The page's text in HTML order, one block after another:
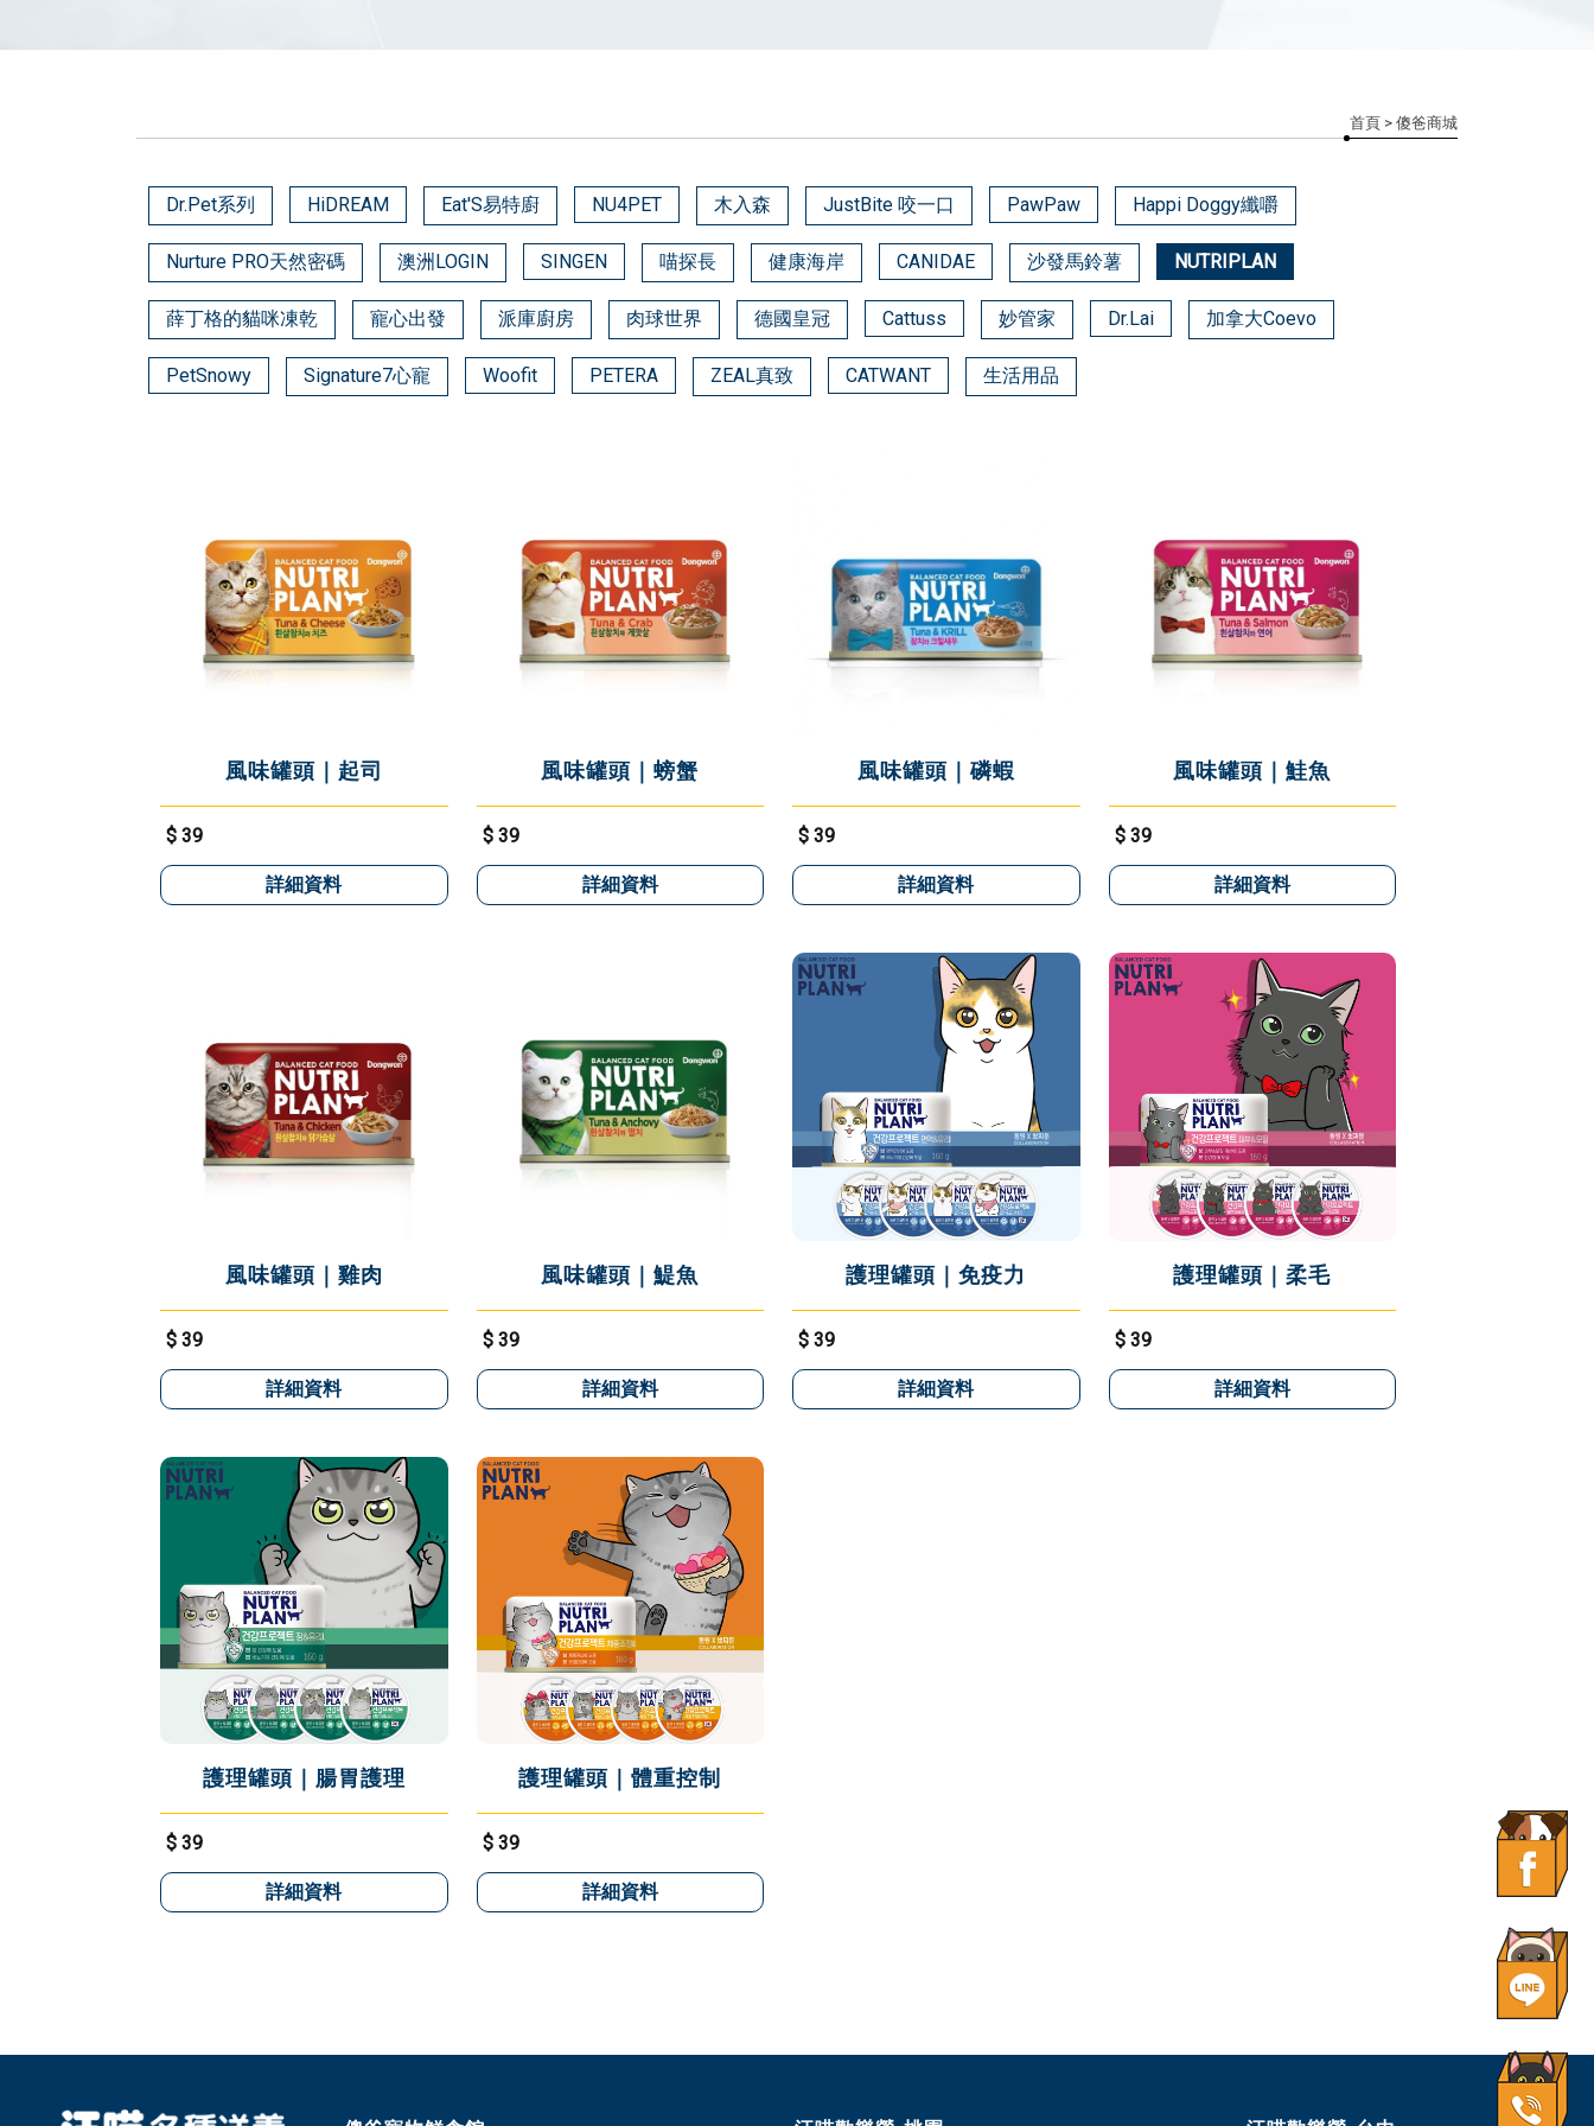
首頁> 傻爸商城
Dr.Pet系列 HiDREAM Eat'S易特廚 NU4PET 木入森 JustBite 咬一口 PawPaw Happi Doggy纖嚼
Nurture PRO天然密碼 澳洲LOGIN SINGEN 喵探長 健康海岸 CANIDAE 沙發馬鈴薯 NUTRIPLAN
薛丁格的貓咪凍乾 寵心出發 派庫廚房 肉球世界 德國皇冠 Cattuss 妙管家 Dr.Lai 加拿大Coevo
PetSnowy Signature7心寵 Woofit PETERA ZEAL真致 CATWANT 生活用品
風味罐頭｜起司
$ 39
詳細資料
風味罐頭｜螃蟹
$ 39
詳細資料
風味罐頭｜磷蝦
$ 39
詳細資料
風味罐頭｜鮭魚
$ 39
詳細資料
風味罐頭｜雞肉
$ 39
詳細資料
風味罐頭｜鯷魚
$ 39
詳細資料
護理罐頭｜免疫力
$ 39
詳細資料
護理罐頭｜柔毛
$ 39
詳細資料
護理罐頭｜腸胃護理
$ 39
詳細資料
護理罐頭｜體重控制
$ 39
詳細資料